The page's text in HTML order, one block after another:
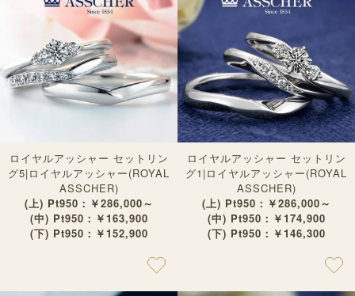
ロイヤルアッシャー セットリン
グ5|ロイヤルアッシャー(ROYAL
ASSCHER)
(上) Pt950：￥286,000～
(中) Pt950：￥163,900
(下) Pt950：￥152,900
ロイヤルアッシャー セットリン
グ1|ロイヤルアッシャー(ROYAL
ASSCHER)
(上) Pt950：￥286,000～
(中) Pt950：￥174,900
(下) Pt950：￥146,300